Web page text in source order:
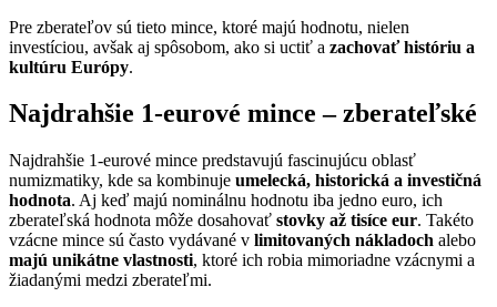
Pre zberateľov sú tieto mince, ktoré majú hodnotu, nielen
investíciou, avšak aj spôsobom, ako si uctiť a zachovať históriu a
kultúru Európy.
Najdrahšie 1-eurové mince – zberateľské
Najdrahšie 1-eurové mince predstavujú fascinujúcu oblasť
numizmatiky, kde sa kombinuje umelecká, historická a investičná
hodnota. Aj keď majú nominálnu hodnotu iba jedno euro, ich
zberateľská hodnota môže dosahovať stovky až tisíce eur. Takéto
vzácne mince sú často vydávané v limitovaných nákladoch alebo
majú unikátne vlastnosti, ktoré ich robia mimoriadne vzácnymi a
žiadanými medzi zberateľmi.